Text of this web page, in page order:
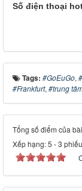
Số điện thoại
Tags: #GoEuGo,
#Frankfurt, #trung
Tổng số điểm của
Xếp hạng:5 -3